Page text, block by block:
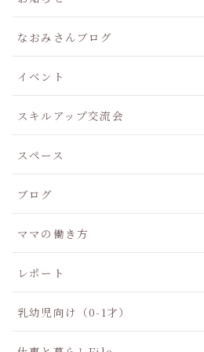
なおみさんブログ
イベント
スキルアップ交流会
スペース
ブログ
ママの働き方
レポート
乳幼児向け（0-1才）